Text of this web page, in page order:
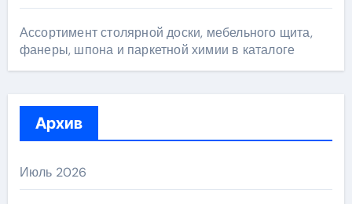
Ассортимент столярной доски, мебельного щита,
фанеры, шпона и паркетной химии в каталоге
Архив
Июль 2026